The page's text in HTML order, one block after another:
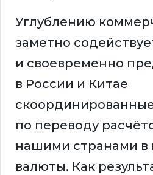
Углублению
заметно
и своевременно
в России и Китае
по переводу
нашими странами в
валюты. Как